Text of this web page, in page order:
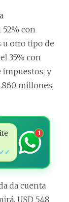
con
u otro tipo de
35% con
impuestos; y
millones,
✓✓
1
da cuenta
USD 548